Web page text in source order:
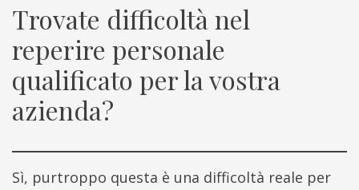
Trovate difficoltà nel
reperire personale
qualificato per la vostra
azienda?
Sì, purtroppo questa è una difficoltà reale per